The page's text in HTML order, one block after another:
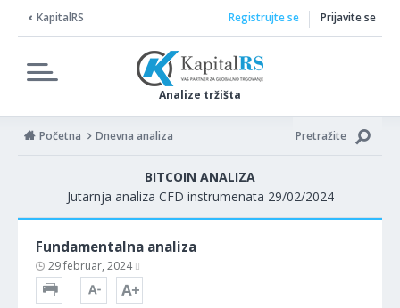
KapitalRS
Analize tržišta
Registrujte se Prijavite se
Početna Dnevna analiza Pretražite
BITCOIN ANALIZA
Jutarnja analiza CFD instrumenata 29/02/2024
Fundamentalna analiza
29 februar, 2024